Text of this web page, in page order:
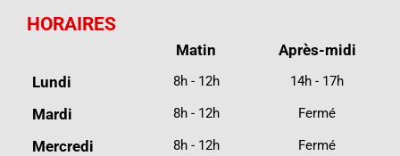
HORAIRES
Matin
Après-midi
Lundi
8h - 12h 14h - 17h
Mardi 8h - 12h Fermé
Mercredi 8h - 12h Fermé